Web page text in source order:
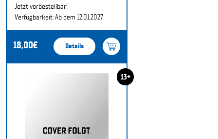
Jetzt vorbestellbar!
Verfügbarkeit: Ab dem 12.01.2027
18,00€ Details
13+